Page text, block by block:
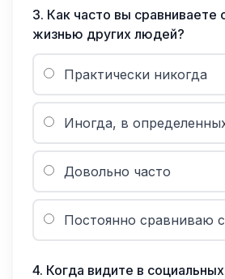
3. Как часто вы сравниваете
жизнью других людей?
Практически никогда
Иногда, в
Довольно часто
Постоянно сравниваю
4. Когда видите в